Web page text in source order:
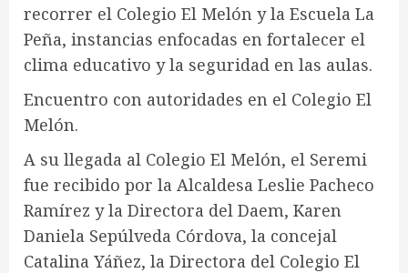
recorrer el Colegio El Melón y la Escuela La
Peña, instancias enfocadas en fortalecer el
clima educativo y la seguridad en las aulas.
​Encuentro con autoridades en el Colegio El
Melón.
​A su llegada al Colegio El Melón, el Seremi
fue recibido por la Alcaldesa Leslie Pacheco
Ramírez y la Directora del Daem, Karen
Daniela Sepúlveda Córdova, la concejal
Catalina Yáñez, la Directora del Colegio El